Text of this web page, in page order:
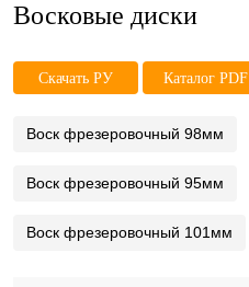
Восковые диски
Скачать РУ Каталог PDF
Воск фрезеровочный 98мм
Воск фрезеровочный 95мм
Воск фрезеровочный 101мм